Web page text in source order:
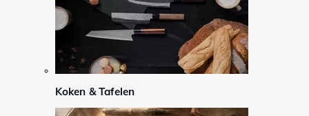
Koken & Tafelen